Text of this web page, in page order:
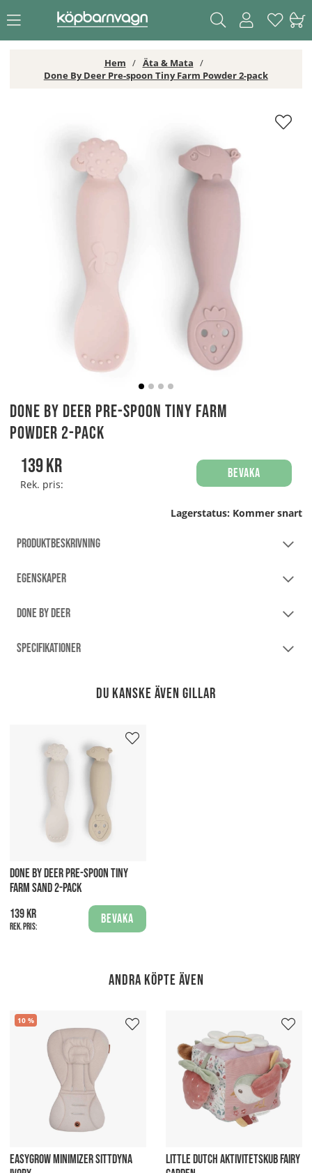
Hem
Äta & Mata
Done By Deer Pre-spoon Tiny Farm Powder 2-pack
Done By Deer Pre-spoon Tiny Farm
Powder 2-pack
139kr
Rek. pris:
Bevaka
Lagerstatus: Kommer snart
PRODUKTBESKRIVNING
EGENSKAPER
DONE BY DEER
SPECIFIKATIONER
Du kanske även gillar
DONE BY DEER PRE-SPOON TINY
FARM SAND 2-PACK
139 kr
Rek. pris:
Bevaka
Andra köpte även
10
EASYGROW MINIMIZER SITTDYNA
LITTLE DUTCH AKTIVITETSKUB FAIRY